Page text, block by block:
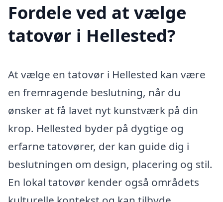
Fordele ved at vælge
tatovør i Hellested?
At vælge en tatovør i Hellested kan være
en fremragende beslutning, når du
ønsker at få lavet nyt kunstværk på din
krop. Hellested byder på dygtige og
erfarne tatovører, der kan guide dig i
beslutningen om design, placering og stil.
En lokal tatovør kender også områdets